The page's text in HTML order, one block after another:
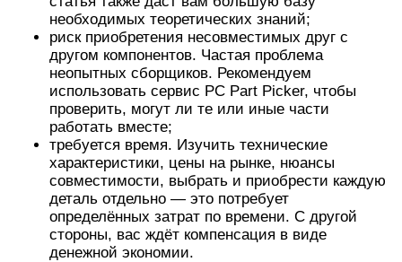
необходимых теоретических знаний;
риск приобретения несовместимых друг с
другом компонентов. Частая проблема
неопытных сборщиков. Рекомендуем
использовать сервис PC Part Picker, чтобы
проверить, могут ли те или иные части
работать вместе;
требуется время. Изучить технические
характеристики, цены на рынке, нюансы
совместимости, выбрать и приобрести каждую
деталь отдельно — это потребует
определённых затрат по времени. С другой
стороны, вас ждёт компенсация в виде
денежной экономии.